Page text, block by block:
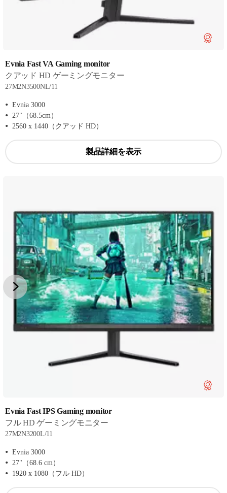
Evnia Fast VA Gaming monitor
クアッド HD ゲーミングモニター
27M2N3500NL/11
Evnia 3000
27"（68.5cm）
2560 x 1440（クアッド HD）
製品詳細を表示
Evnia Fast IPS Gaming monitor
フル HD ゲーミングモニター
27M2N3200L/11
Evnia 3000
27"（68.6 cm）
1920 x 1080（フル HD）